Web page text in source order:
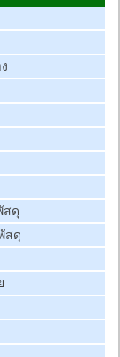
สดุ
สดุ